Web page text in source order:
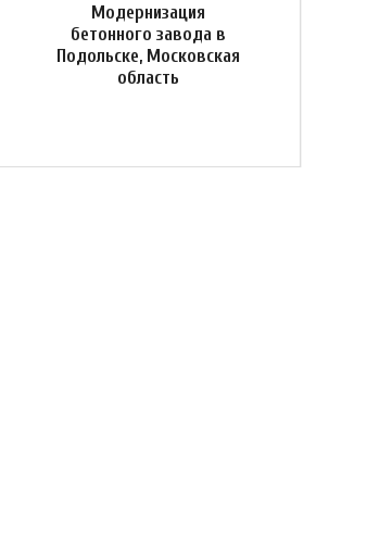
Модернизация
бетонного завода в
Подольске, Московская
область